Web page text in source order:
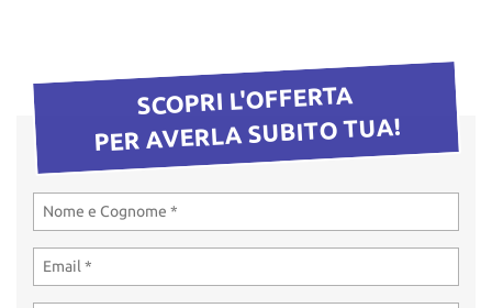
SCOPRI L'OFFERTA
PER AVERLA SUBITO TUA!
scelte
in
qualsiasi
momento.